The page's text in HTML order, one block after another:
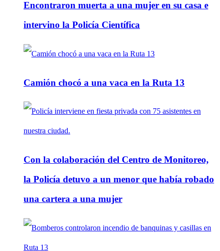
Encontraron muerta a una mujer en su casa e
intervino la Policía Científica
Camión chocó a una vaca en la Ruta 13
Con la colaboración del Centro de Monitoreo,
la Policía detuvo a un menor que había robado
una cartera a una mujer